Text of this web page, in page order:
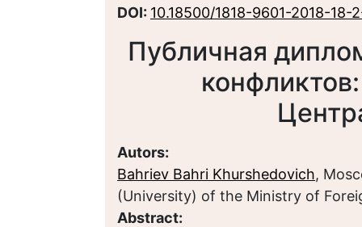
DOI: 10.18500/1818-9601-2018-18-
Публичная
Autors:
Bahriev Bahri Khurshedovich,
(University) of the Ministry of
Abstract: